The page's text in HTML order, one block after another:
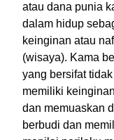
atau dana punia
dalam hidup
keinginan atau
(wisaya). Kama
yang bersifat
memiliki
dan memuaskan
berbudi dan